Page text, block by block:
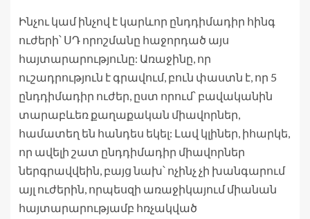
Ինչու կամ ինչով է կարևոր ընդդիմադիր հինգ
ուժերի՝ ՍԴ որոշմանը հաջորդած այս
հայտարարությունը: Առաջինը, որ
ուշադրություն է գրավում, բուն փաստն է, որ 5
ընդդիմադիր ուժեր, ըստ որում՝ բավականին
տարաբևեռ քաղաքական միավորներ,
համատեղ են հանդես եկել: Լավ կլիներ, իհարկե,
որ ավելի շատ ընդդիմադիր միավորներ
ներգրավվեին, բայց նախ՝ ոչինչ չի խանգարում
այլ ուժերին, որպեսզի առաջիկայում միանան
հայտարարությամբ հռչակված